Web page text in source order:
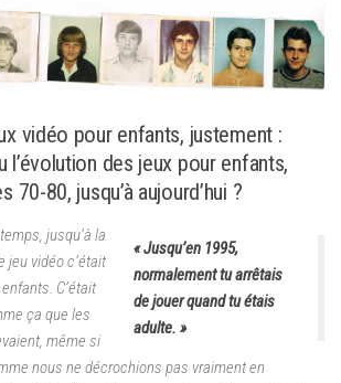
vidéo pour enfants, justement :
des jeux pour enfants,
70-80, jusqu’à aujourd’hui ?
« Jusqu’en 1995,
normalement tu arrêtais
de jouer quand tu étais
adulte. »
jusqu’à la
jeu vidéo c’était
C’était
ça que les
même si
nous ne décrochions pas vraiment en